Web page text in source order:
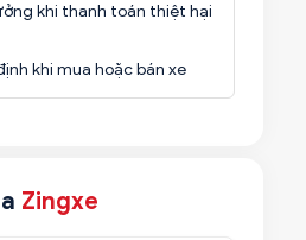
khi thanh toán thiệt hại
khi mua hoặc bán xe
Zingxe